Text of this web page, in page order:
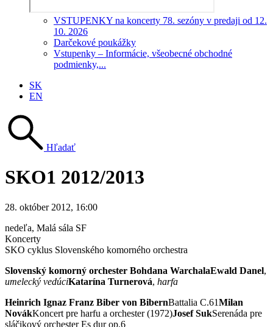
VSTUPENKY na koncerty 78. sezóny v predaji od 12.
10. 2026
Darčekové poukážky
Vstupenky – Informácie, všeobecné obchodné
podmienky,...
SK
EN
Hľadať
SKO1 2012/2013
28. október 2012, 16:00
nedeľa, Malá sála SF
Koncerty
SKO cyklus Slovenského komorného orchestra
Slovenský komorný orchester Bohdana WarchalaEwald Danel,
umelecký vedúciKatarína Turnerová, harfa
Heinrich Ignaz Franz Biber von BibernBattalia C.61Milan
NovákKoncert pre harfu a orchester (1972)Josef SukSerenáda pre
sláčikový orchester Es dur op.6